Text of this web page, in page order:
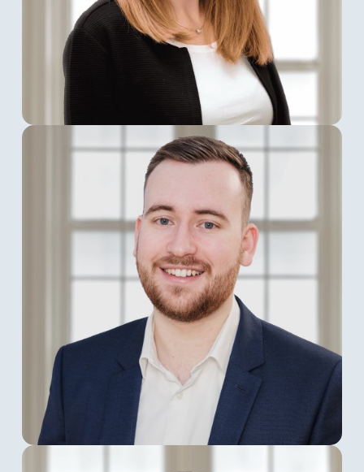
Sophia Theligmann
ist im Januar 2019 Teil
unseres Teams geworden. Sie agiert seit vielen
Jahren in der Telekommunikationsbranche
und war als Senior Solution Manager mehrere
Jahre verantwortlich für die Projektplanung
unserer Kundenprojekte sowie Set-up und
Launches. Seit Mai 2023 unterstützt sie unser
Sales Team in den Bereichen Vertrieb,
Onboarding von Neukunden und Account
Management als Senior Sales Manager.
Tom Weiland